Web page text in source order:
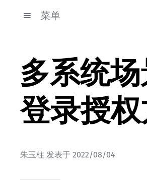
菜单
多系统
登录授
朱玉柱 发表于 2022/08/04